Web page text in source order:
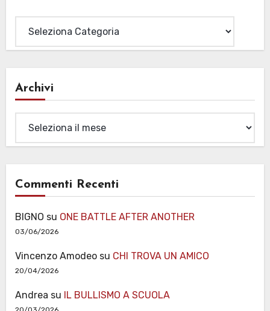
Archivi
Commenti Recenti
BIGNO su ONE BATTLE AFTER ANOTHER
03/06/2026
Vincenzo Amodeosu CHI TROVA UN AMICO
20/04/2026
Andrea su IL BULLISMO A SCUOLA